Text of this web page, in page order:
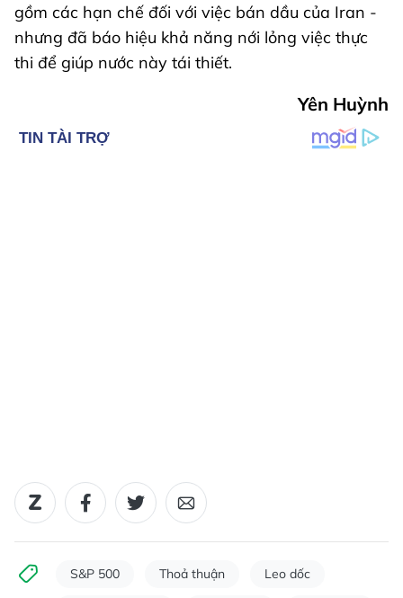
gồm các hạn chế đối với việc bán dầu của Iran -
nhưng đã báo hiệu khả năng nới lỏng việc thực
thi để giúp nước này tái thiết.
Yên Huỳnh
S&P 500 Thoả thuận Leo dốc